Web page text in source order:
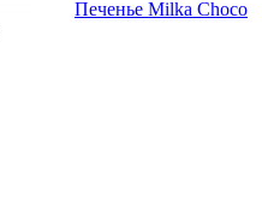
Печенье Milka Choco